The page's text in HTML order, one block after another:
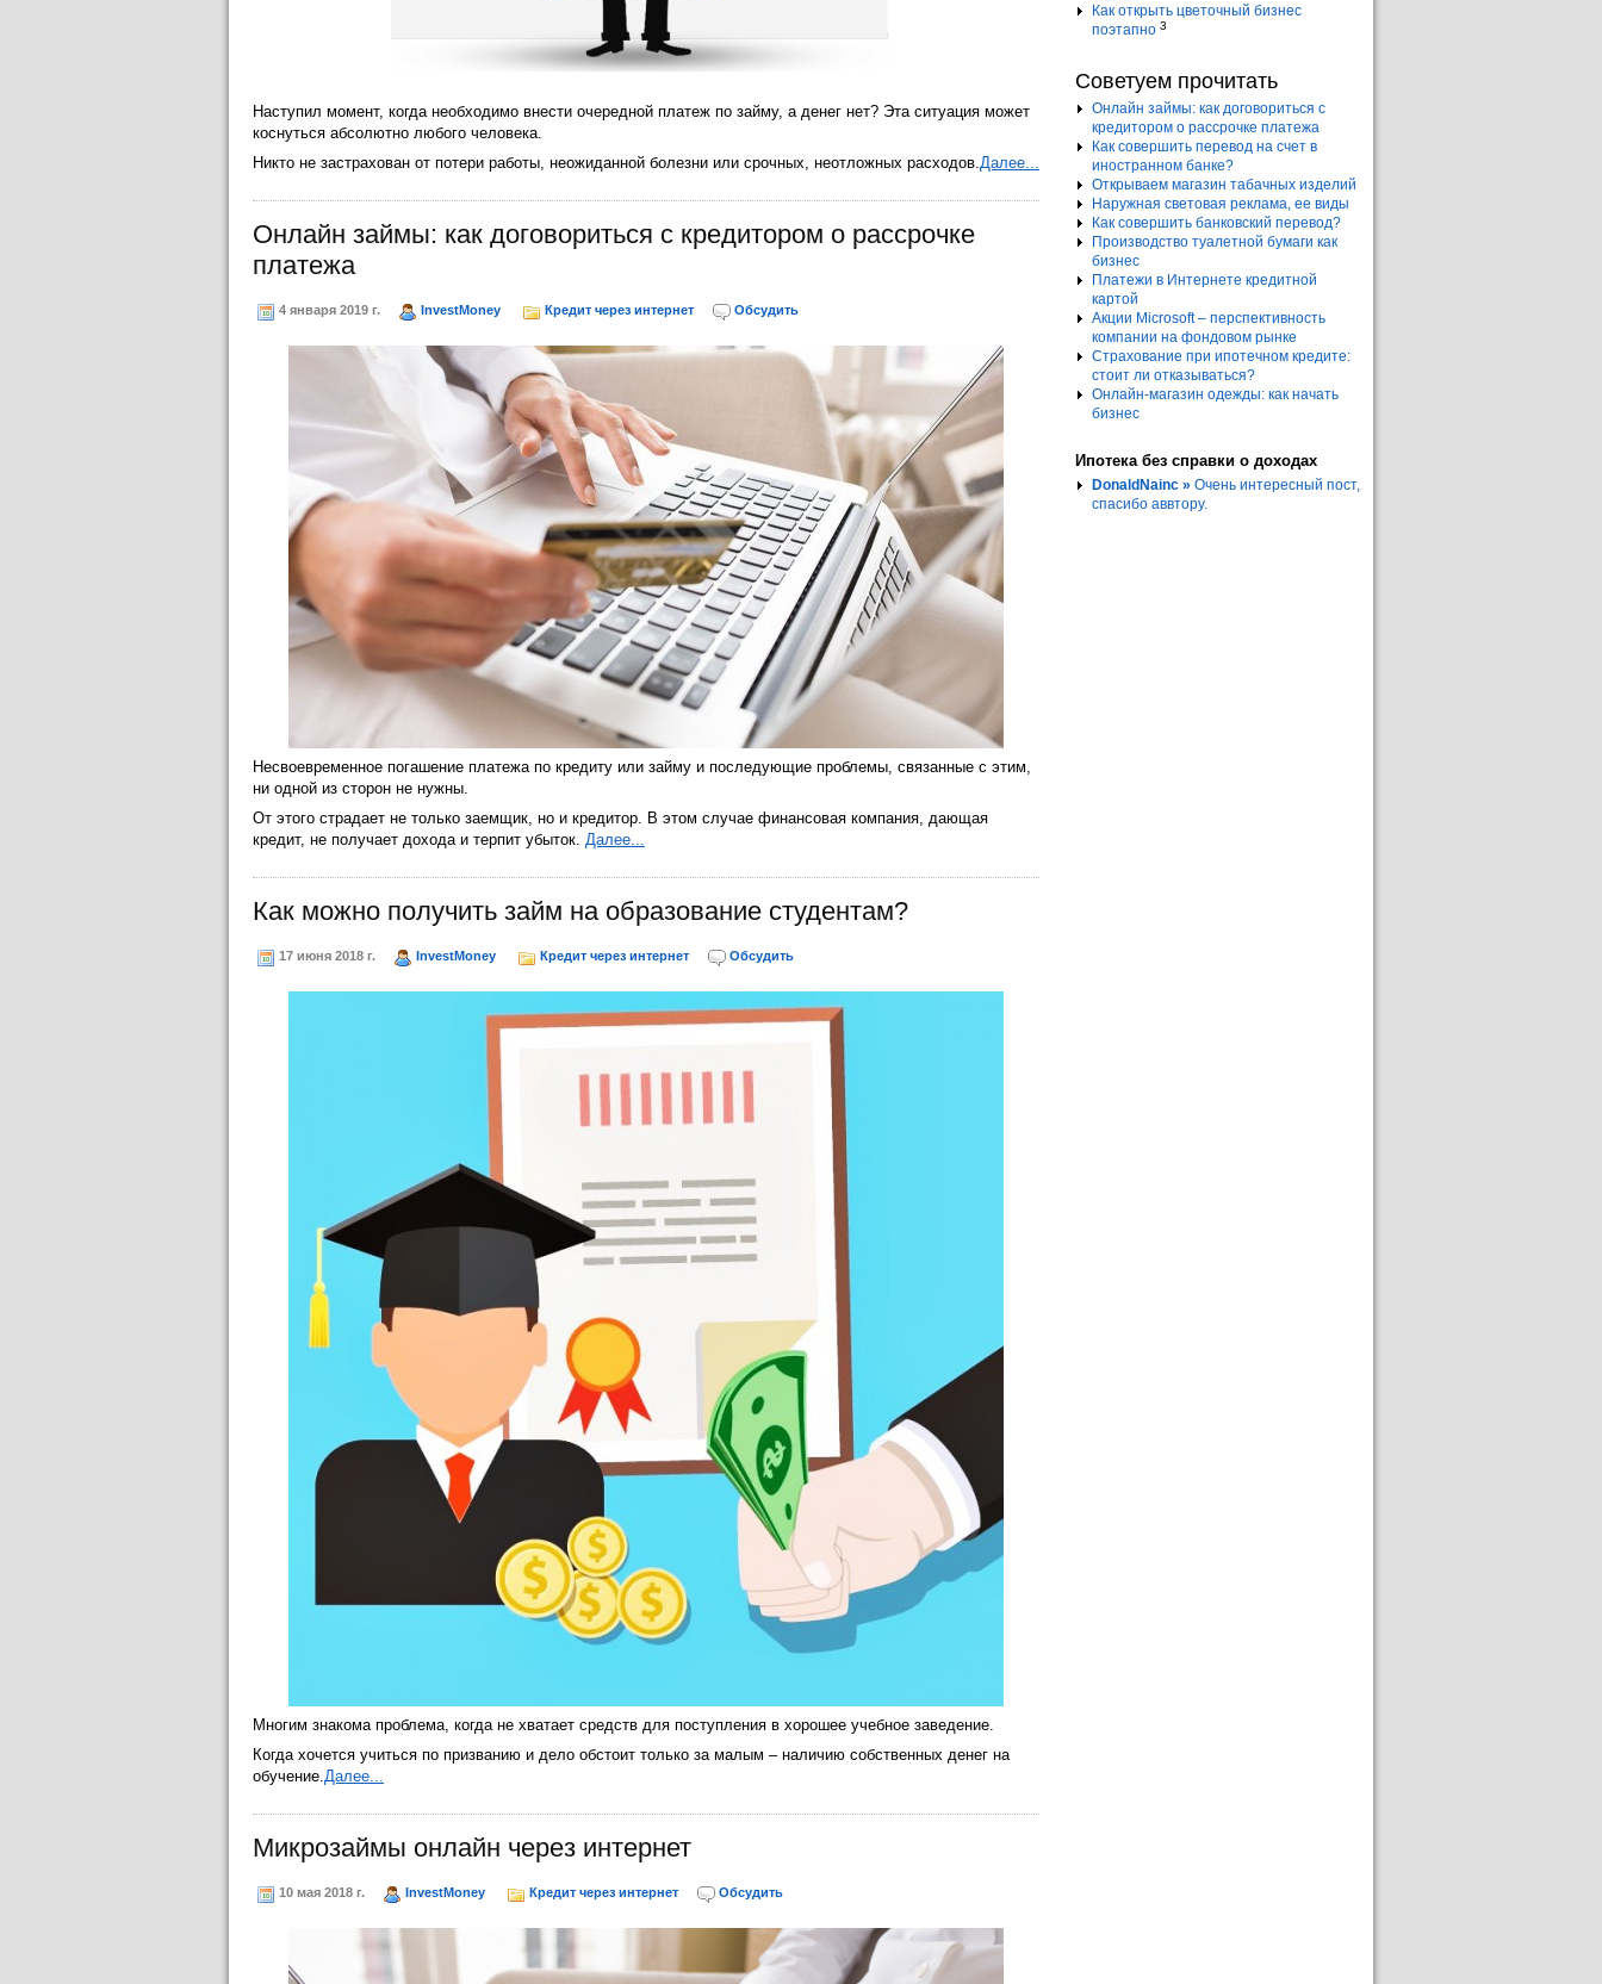
Наступил момент, когда необходимо внести очередной платеж по займу, а денег нет? Эта ситуация может
коснуться абсолютно любого человека.
Никто не застрахован от потери работы, неожиданной болезни или срочных, неотложных расходов.Далее...
Онлайн займы: как договориться с кредитором о рассрочке
платежа
4 января 2019 г. InvestMoney Кредит через интернет Обсудить
Несвоевременное погашение платежа по кредиту или займу и последующие проблемы, связанные с этим,
ни одной из сторон не нужны.
От этого страдает не только заемщик, но и кредитор. В этом случае финансовая компания, дающая
кредит, не получает дохода и терпит убыток. Далее...
Как можно получить займ на образование студентам?
17 июня 2018 г. InvestMoney Кредит через интернет Обсудить
Многим знакома проблема, когда не хватает средств для поступления в хорошее учебное заведение.
Когда хочется учиться по призванию и дело обстоит только за малым – наличию собственных денег на
обучение.Далее...
Микрозаймы онлайн через интернет
10 мая 2018 г. InvestMoney Кредит через интернет Обсудить
Как открыть цветочный бизнес
поэтапно 3
Советуем прочитать
Онлайн займы: как договориться с
кредитором о рассрочке платежа
Как совершить перевод на счет в
иностранном банке?
Открываем магазин табачных изделий
Наружная световая реклама, ее виды
Как совершить банковский перевод?
Производство туалетной бумаги как
бизнес
Платежи в Интернете кредитной
картой
Акции Microsoft – перспективность
компании на фондовом рынке
Страхование при ипотечном кредите:
стоит ли отказываться?
Онлайн-магазин одежды: как начать
бизнес
Ипотека без справки о доходах
DonaldNainc » Очень интересный пост,
спасибо аввтору.